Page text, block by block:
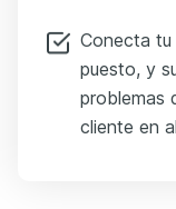
Conecta tu
puesto, y
problemas
cliente en